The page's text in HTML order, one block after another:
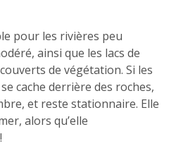
pour les rivières peu
ainsi que les lacs de
de végétation. Si les
cache derrière des roches,
et reste stationnaire. Elle
alors qu’elle